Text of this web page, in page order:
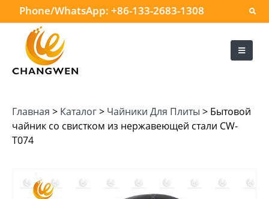
Phone/WhatsApp:+86-133-2683-1308
Главная > Каталог> Чайники Для Плиты > Бытовой
чайник со свистком из нержавеющей стали CW-
T074